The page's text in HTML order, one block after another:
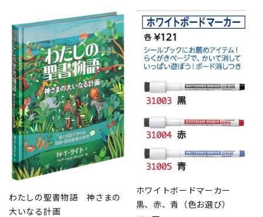
わたしの聖書物語 神さまの
大いなる計画
ホワイトボードマーカー
黒、赤、青（色お選び）